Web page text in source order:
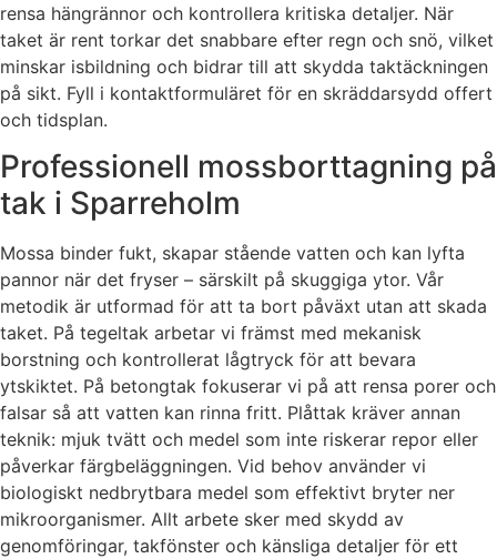
rensa hängrännor och kontrollera kritiska detaljer. När
taket är rent torkar det snabbare efter regn och snö, vilket
minskar isbildning och bidrar till att skydda taktäckningen
på sikt. Fyll i kontaktformuläret för en skräddarsydd offert
och tidsplan.
Professionell mossborttagning på
tak i Sparreholm
Mossa binder fukt, skapar stående vatten och kan lyfta
pannor när det fryser – särskilt på skuggiga ytor. Vår
metodik är utformad för att ta bort påväxt utan att skada
taket. På tegeltak arbetar vi främst med mekanisk
borstning och kontrollerat lågtryck för att bevara
ytskiktet. På betongtak fokuserar vi på att rensa porer och
falsar så att vatten kan rinna fritt. Plåttak kräver annan
teknik: mjuk tvätt och medel som inte riskerar repor eller
påverkar färgbeläggningen. Vid behov använder vi
biologiskt nedbrytbara medel som effektivt bryter ner
mikroorganismer. Allt arbete sker med skydd av
genomföringar, takfönster och känsliga detaljer för ett